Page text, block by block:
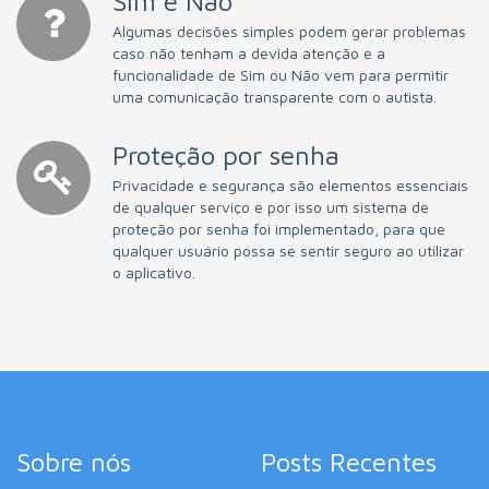
Algumas decisões simples podem gerar problemas
caso não tenham a devida atenção e a
funcionalidade de Sim ou Não vem para permitir
uma comunicação transparente com o autista.
Proteção por senha
Privacidade e segurança são elementos essenciais
de qualquer serviço e por isso um sistema de
proteção por senha foi implementado, para que
qualquer usuário possa se sentir seguro ao utilizar
o aplicativo.
Sobre nós Posts Recentes